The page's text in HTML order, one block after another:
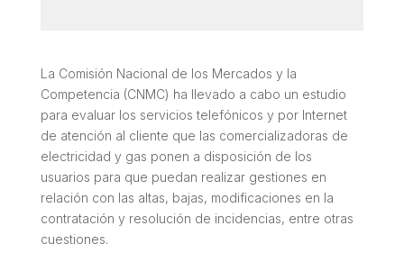
La Comisión Nacional de los Mercados y la
Competencia (CNMC) ha llevado a cabo un estudio
para evaluar los servicios telefónicos y por Internet
de atención al cliente que las comercializadoras de
electricidad y gas ponen a disposición de los
usuarios para que puedan realizar gestiones en
relación con las altas, bajas, modificaciones en la
contratación y resolución de incidencias, entre otras
cuestiones.